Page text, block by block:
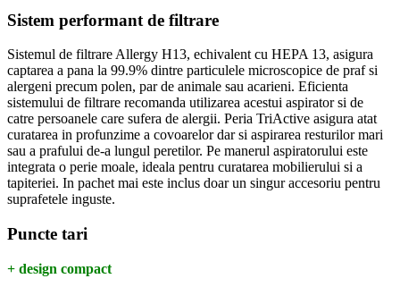
Sistem performant de filtrare
Sistemul de filtrare Allergy H13, echivalent cu HEPA 13, asigura
captarea a pana la 99.9% dintre particulele microscopice de praf si
alergeni precum polen, par de animale sau acarieni. Eficienta
sistemului de filtrare recomanda utilizarea acestui aspirator si de
catre persoanele care sufera de alergii. Peria TriActive asigura atat
curatarea in profunzime a covoarelor dar si aspirarea resturilor mari
sau a prafului de-a lungul peretilor. Pe manerul aspiratorului este
integrata o perie moale, ideala pentru curatarea mobilierului si a
tapiteriei. In pachet mai este inclus doar un singur accesoriu pentru
suprafetele inguste.
Puncte tari
+ design compact